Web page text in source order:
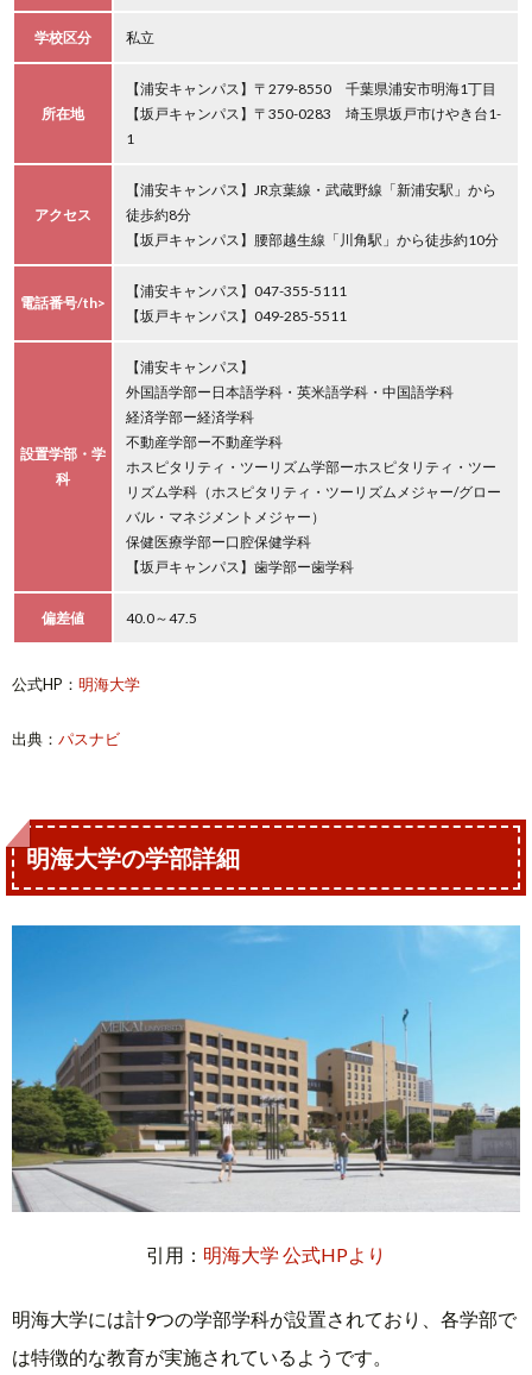
学校区分 私立
所在地
【浦安キャンパス】〒279-8550 千葉県浦安市明海1丁目
【坂戸キャンパス】〒350-0283 埼玉県坂戸市けやき台1-
1
アクセス
【浦安キャンパス】JR京葉線・武蔵野線「新浦安駅」から
徒歩約8分
【坂戸キャンパス】腰部越生線「川角駅」から徒歩約10分
電話番号/th>
【浦安キャンパス】047-355-5111
【坂戸キャンパス】049-285-5511
設置学部・学
科
【浦安キャンパス】
外国語学部ー日本語学科・英米語学科・中国語学科
経済学部ー経済学科
不動産学部ー不動産学科
ホスピタリティ・ツーリズム学部ーホスピタリティ・ツー
リズム学科（ホスピタリティ・ツーリズムメジャー/グロー
バル・マネジメントメジャー）
保健医療学部ー口腔保健学科
【坂戸キャンパス】歯学部ー歯学科
偏差値 40.0～47.5
公式HP： 明海大学
出典： パスナビ
明海大学の学部詳細
引用： 明海大学 公式HPより
明海大学には計9つの学部学科が設置されており、各学部で
は特徴的な教育が実施されているようです。